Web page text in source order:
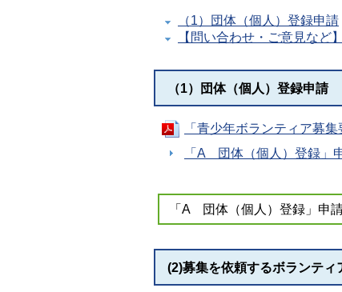
（1）団体（個人）登録申請
【問い合わせ・ご意見など】
（1）団体（個人）登録申請
「青少年ボランティア募
「A 団体（個人）登録」
「A 団体（個人）登録」申
(2)募集を依頼するボランテ